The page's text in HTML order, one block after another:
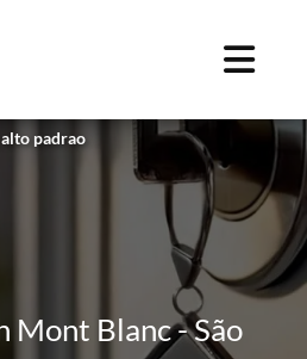
padrao
Mont Blanc - São